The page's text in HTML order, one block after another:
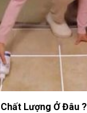
Lượng Ở Đâu ?